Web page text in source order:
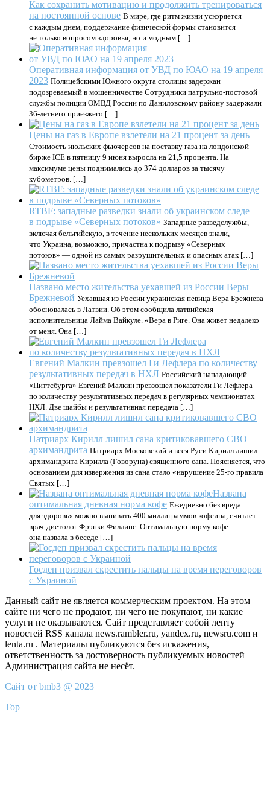
Как сохранить мотивацию и продолжить тренироваться
на постоянной основе В мире, где ритм жизни ускоряется
с каждым днем, поддержание физической формы становится
не только вопросом здоровья, но и модным […]
Оперативная информация от УВД по ЮАО на 19 апреля
2023 Полицейскими Южного округа столицы задержан
подозреваемый в мошенничестве Сотрудники патрульно-постовой
службы полиции ОМВД России по Даниловскому району задержали
36-летнего приезжего […]
Цены на газ в Европе взлетели на 21 процент за день
Стоимость июльских фьючерсов на поставку газа на лондонской
бирже ICE в пятницу 9 июня выросла на 21,5 процента. На
максимуме цены поднимались до 374 долларов за тысячу
кубометров. […]
RTBF: западные разведки знали об украинском следе
в подрыве «Северных потоков» Западные разведслужбы,
включая бельгийскую, в течение нескольких месяцев знали,
что Украина, возможно, причастна к подрыву «Северных
потоков» — одной из самых разрушительных и опасных атак […]
Названо место жительства уехавшей из России Веры
Брежневой Уехавшая из России украинская певица Вера Брежнева
обосновалась в Латвии. Об этом сообщила латвийская
исполнительница Лайма Вайкуле. «Вера в Риге. Она живет недалеко
от меня. Она […]
Евгений Малкин превзошел Ги Лефлера по количеству
результативных передач в НХЛ Российский нападающий
«Питтсбурга» Евгений Малкин превзошел показатели Ги Лефлера
по количеству результативных передач в регулярных чемпионатах
НХЛ. Две шайбы и результативная передача […]
Патриарх Кирилл лишил сана критиковавшего СВО
архимандрита Патриарх Московский и всея Руси Кирилл лишил
архимандрита Кирилла (Говоруна) священного сана. Поясняется, что
основанием для извержения из сана стало «нарушение 25-го правила
Святых […]
Названа
оптимальная дневная норма кофе Ежедневно без вреда
для здоровья можно выпивать 400 миллиграммов кофеина, считает
врач-диетолог Фрэнки Филлипс. Оптимальную норму кофе
она назвала в беседе […]
Госдеп призвал скрестить пальцы на время переговоров
с Украиной
Данный сайт не является коммерческим проектом. На этом
сайте ни чего не продают, ни чего не покупают, ни какие
услуги не оказываются. Сайт представляет собой ленту
новостей RSS канала news.rambler.ru, yandex.ru, newsru.com и
lenta.ru . Материалы публикуются без искажения,
ответственность за достоверность публикуемых новостей
Администрация сайта не несёт.
Сайт от bmb3 @ 2023
Top